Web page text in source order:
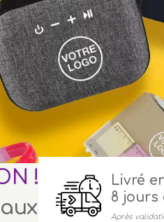
! SPECIAL
seront
Livré
8 jours
Après